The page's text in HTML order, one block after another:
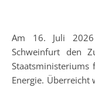
Am 16. Juli 2026 erhielt die GPSoverIP GmbH aus
Schweinfurt den
Staatsministeriums
Energie. Überreicht